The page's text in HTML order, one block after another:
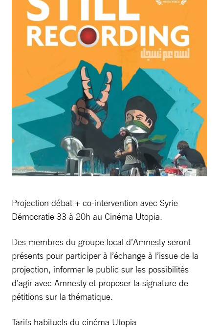
Projection débat + co-intervention avec Syrie
Démocratie 33 à 20h au Cinéma Utopia.
Des membres du groupe local d’Amnesty seront
présents pour participer à l’échange à l’issue de la
projection, informer le public sur les possibilités
d’agir avec Amnesty et proposer la signature de
pétitions sur la thématique.
Tarifs habituels du cinéma Utopia